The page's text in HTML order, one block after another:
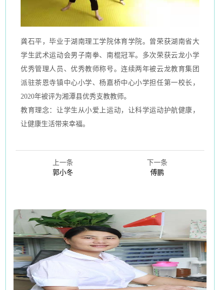
龚石平，毕业于湖南理工学院体育学院。曾荣获湖南省大
学生武术运动会男子南拳、南棍冠军。多次荣获云龙小学
优秀管理人员、优秀教师称号。连续两年被云龙教育集团
派驻茶恩寺镇中心小学、杨嘉桥中心小学担任第一校长，
2020年被评为湘潭县优秀支教教师。
教育理念：让学生从小爱上运动，让科学运动护航健康，
让健康生活带来幸福。
上一条
郭小冬
下一条
傅鹏